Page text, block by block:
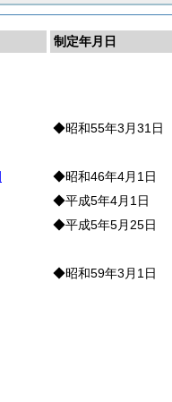
制定年月日
◆昭和55年3月31日
◆昭和46年4月1日
◆平成5年4月1日
◆平成5年5月25日
◆昭和59年3月1日